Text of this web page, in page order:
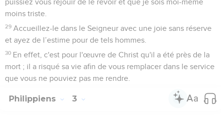
puissiez vous réjouir de le revoir et que je sois moi-même
moins triste.
29 Accueillez-le dans le Seigneur avec une joie sans réserve
et ayez de l’estime pour de tels hommes.
30 En effet, c'est pour l'œuvre de Christ qu'il a été près de la
mort ; il a risqué sa vie afin de vous remplacer dans le service
que vous ne pouviez pas me rendre.
Philippiens 3